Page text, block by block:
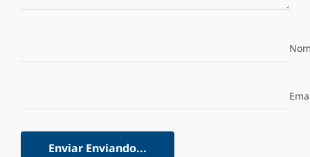
Enviar Enviando...